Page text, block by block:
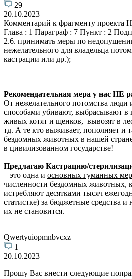
29
20.10.2023
Комментарий к фрагменту проекта
Глава : 1 Параграф : 7 Пункт : 2
2.6. принимать меры по
нежелательного для владельца
кастрации или др.);
Рекомендательная мера у нас НЕ
От нежелательного потомства люди
способами убивают, выбрасывают в
живых котят и щенков, вывозят в
тд. А те кто выживает, пополняет и
бездомных животных в нашей
в цивилизованном государстве!
Предлагаю Кастрацию/
– это одна и основных гуманных мер
численности бездомных животных,
истребляют десятками тысяч
статистке) за бюджетные средства
их не становится.
Qwertyuiopmnbvcxz
1
20.10.2023
Прошу Вас внести следующие